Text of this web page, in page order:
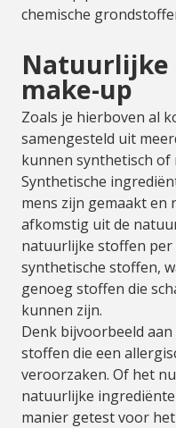
chemische
Natuurlijke
make-up
Zoals je hierboven al
samengesteld uit
kunnen synthetisch of
Synthetische
mens zijn gemaakt
afkomstig uit de
natuurlijke stoffen
synthetische stoffen,
genoeg stoffen die
kunnen zijn.
Denk bijvoorbeeld
stoffen die een
veroorzaken. Of het
natuurlijke
manier getest voor